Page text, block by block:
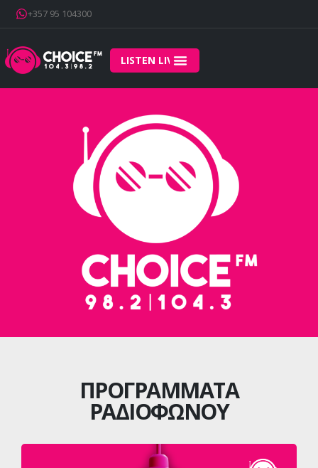
+357 95 104300
LISTEN LIVE
ΠΡΟΓΡΑΜΜΑΤΑ
ΡΑΔΙΟΦΩΝΟΥ